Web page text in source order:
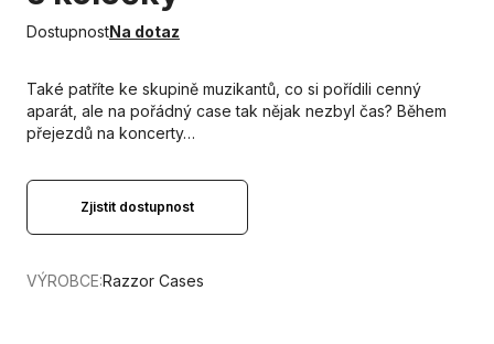
DostupnostNa dotaz
Také patříte ke skupině muzikantů, co si pořídili cenný
aparát, ale na pořádný case tak nějak nezbyl čas? Během
přejezdů na koncerty…
Zjistit dostupnost
VÝROBCE:Razzor Cases